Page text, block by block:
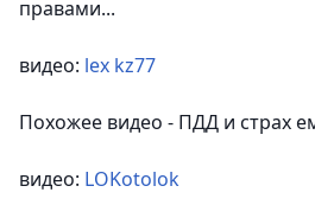
правами...
видео: lex kz77
Похожее видео - ПДД и страх
видео: LOKotolok